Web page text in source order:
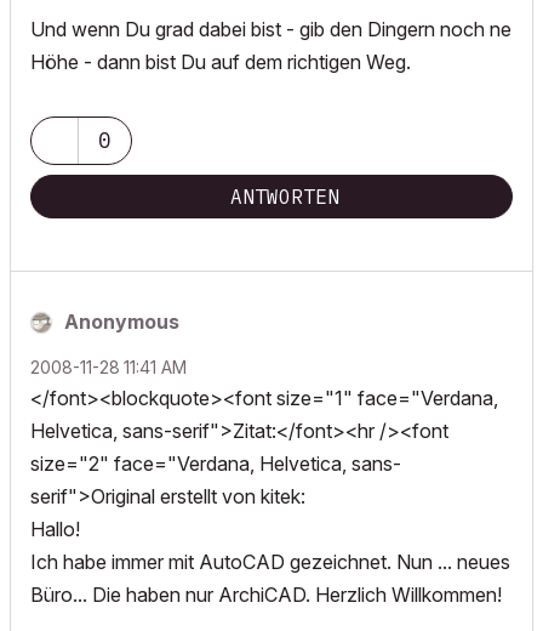
Und wenn Du grad dabei bist - gib den Dingern noch ne
Höhe - dann bist Du auf dem richtigen Weg.
0
ANTWORTEN
Anonymous
‎2008-11-28 11:41 AM
</font><blockquote><font size="1" face="Verdana,
Helvetica, sans-serif">Zitat:</font><hr /><font
size="2" face="Verdana, Helvetica, sans-
serif">Original erstellt von kitek:
Hallo!
Ich habe immer mit AutoCAD gezeichnet. Nun ... neues
Büro... Die haben nur ArchiCAD. Herzlich Willkommen!